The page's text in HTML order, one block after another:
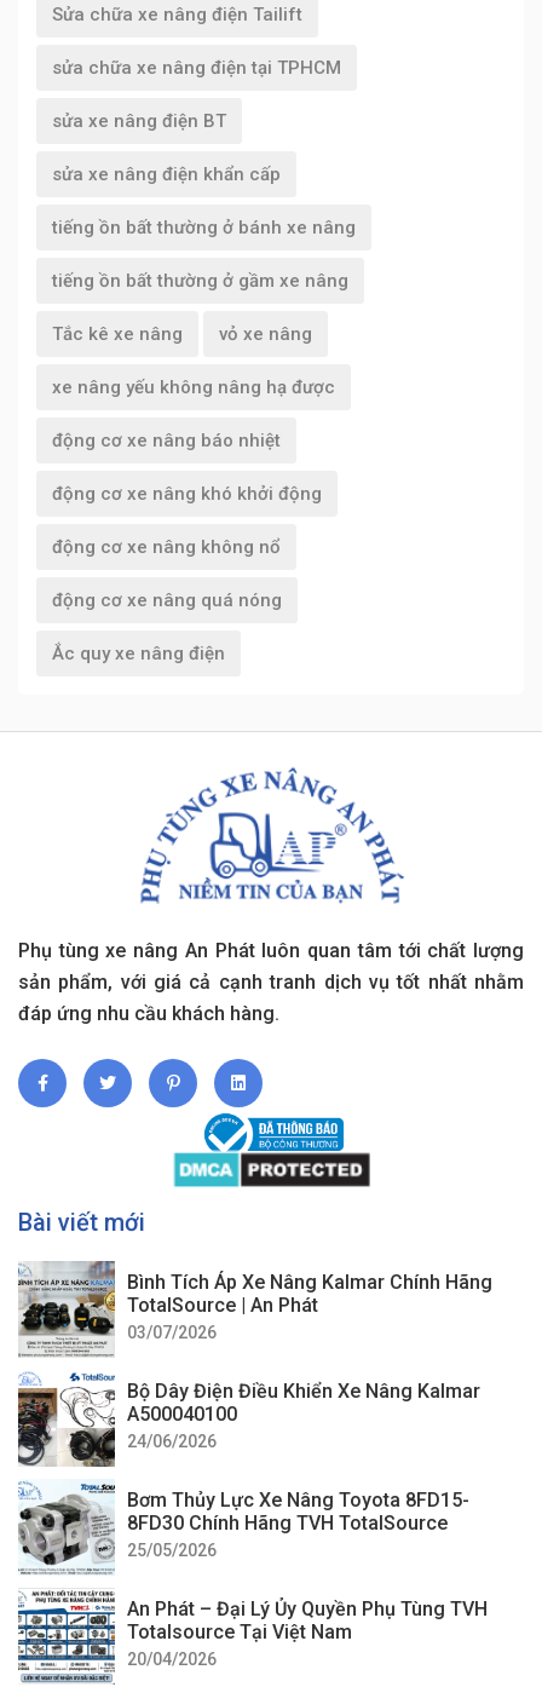
Sửa chữa xe nâng điện Tailift
sửa chữa xe nâng điện tại TPHCM
sửa xe nâng điện BT
sửa xe nâng điện khẩn cấp
tiếng ồn bất thường ở bánh xe nâng
tiếng ồn bất thường ở gầm xe nâng
Tắc kê xe nâng vỏ xe nâng
xe nâng yếu không nâng hạ được
động cơ xe nâng báo nhiệt
động cơ xe nâng khó khởi động
động cơ xe nâng không nổ
động cơ xe nâng quá nóng
Ắc quy xe nâng điện
Phụ tùng xe nâng An Phát luôn quan tâm tới chất lượng
sản phẩm, với giá cả cạnh tranh dịch vụ tốt nhất nhằm
đáp ứng nhu cầu khách hàng.
Bài viết mới
Bình Tích Áp Xe Nâng Kalmar Chính Hãng
TotalSource | An Phát
03/07/2026
Bộ Dây Điện Điều Khiển Xe Nâng Kalmar
A500040100
24/06/2026
Bơm Thủy Lực Xe Nâng Toyota 8FD15-
8FD30 Chính Hãng TVH TotalSource
25/05/2026
An Phát – Đại Lý Ủy Quyền Phụ Tùng TVH
Totalsource Tại Việt Nam
20/04/2026